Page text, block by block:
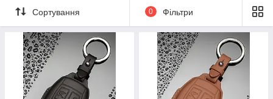
Сортування 0 Фільтри